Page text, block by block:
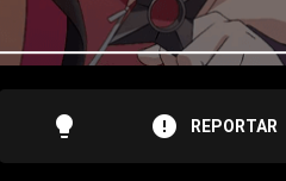
lightbulb error REPORTAR